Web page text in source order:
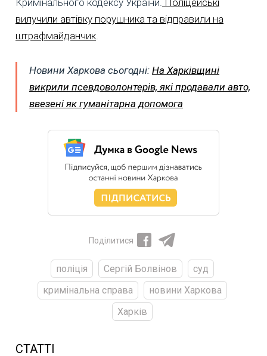
Кримінального кодексу України. Поліцейські
вилучили автівку порушника та відправили на
штрафмайданчик.
Новини Харкова сьогодні: На Харківщині
викрили псевдоволонтерів, які продавали авто,
ввезені як гуманітарна допомога
Поділитися
поліція Сергій Болвінов
суд
кримінальна справа
новини Харкова
Харків
СТАТТІ